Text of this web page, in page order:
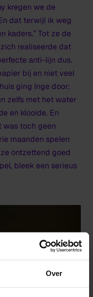
Over
kregen we de
dat terwijl ik weg
kaders.” Tot ze de
realiseerde dat
anti-lijn dus.
bij en niet veel
ging Inge door:
zelfs met het water
en klooide. En
was toch geen
maanden spelen
ontzettend goed
bleek een serieus